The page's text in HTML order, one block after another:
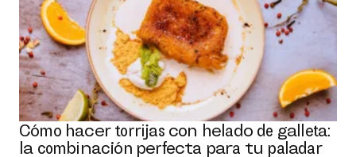
Cómo hacer torrijas con helado de galleta:
la combinación perfecta para tu paladar